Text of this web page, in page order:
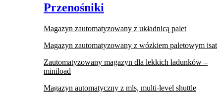
Przenośniki
Magazyn zautomatyzowany z układnicą palet
Magazyn zautomatyzowany z wózkiem paletowym isat
Zautomatyzowany magazyn dla lekkich ładunków –
miniload
Magazyn automatyczny z mls, multi-level shuttle